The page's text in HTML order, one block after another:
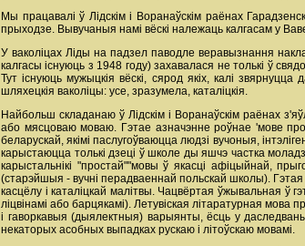
Мы працавалі ў Лідскім і Воранаўскім раёнах
прыходзе. Вывучаныя намі вёскі належаць калгасам у
У ваколіцах Ліды на падзел паводле веравызнання
калгасы існуюць з 1948 году) захавалася не толькі ў
Тут існуюць мужыцкія вёскі, сярод якіх, калі
шляхецкія ваколіцы: усе, зразумела, каталіцкія.
Найбольш складанаю ў Лідскім і Воранаўскім раёнах
або мясцоваю моваю. Гэтае азначэнне роўнае 'мове
беларускай, якімі паслугоўваюцца людзі вучоныя,
карыстаюцца толькі дзеці ў школе ды яшчэ частка
карыстальнікі "простай""мовы ў якасці афіцыйнай,
(старэйшыя - вучні перадваеннай польскай школы).
касцёлу і каталіцкай малітвы. Чацвёртая ўжывальная ў
ліцвінамі або барцякамі). Летувіская літаратурная
і гаворкавыя (дыялектныя) варыянты, ёсць у
некаторых асобных выпадках рускаю і літоўскаю мовамі.